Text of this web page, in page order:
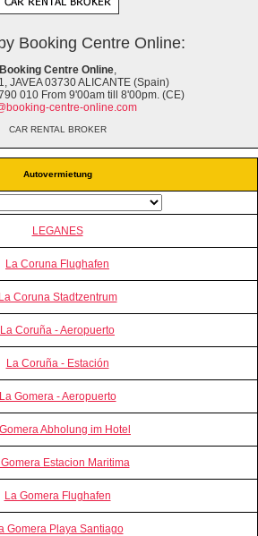
Autovermietung
LEGANES
La Coruna Flughafen
La Coruna Stadtzentrum
La Coruña - Aeropuerto
La Coruña - Estación
La Gomera - Aeropuerto
Abholung im Hotel
Estacion Maritima
La Gomera Flughafen
Gomera Playa Santiago
Booking Centre Online:
Booking Centre Online,
JAVEA 03730 ALICANTE (Spain)
010 From 9'00am till 8'00pm. (CE)
centre-online.com
CAR RENTAL BROKER